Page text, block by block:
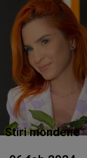
Stiri mondene